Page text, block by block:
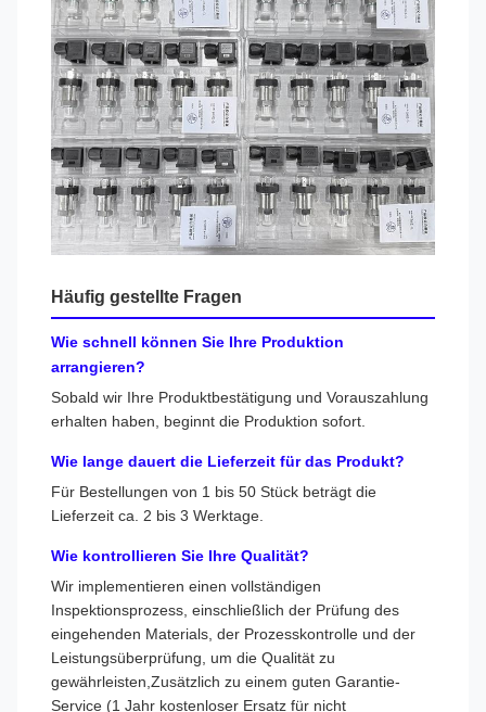
Häufig gestellte Fragen
Wie schnell können Sie Ihre Produktion
arrangieren?
Sobald wir Ihre Produktbestätigung und Vorauszahlung
erhalten haben, beginnt die Produktion sofort.
Wie lange dauert die Lieferzeit für das Produkt?
Für Bestellungen von 1 bis 50 Stück beträgt die
Lieferzeit ca. 2 bis 3 Werktage.
Wie kontrollieren Sie Ihre Qualität?
Wir implementieren einen vollständigen
Inspektionsprozess, einschließlich der Prüfung des
eingehenden Materials, der Prozesskontrolle und der
Leistungsüberprüfung, um die Qualität zu
gewährleisten,Zusätzlich zu einem guten Garantie-
Service (1 Jahr kostenloser Ersatz für nicht